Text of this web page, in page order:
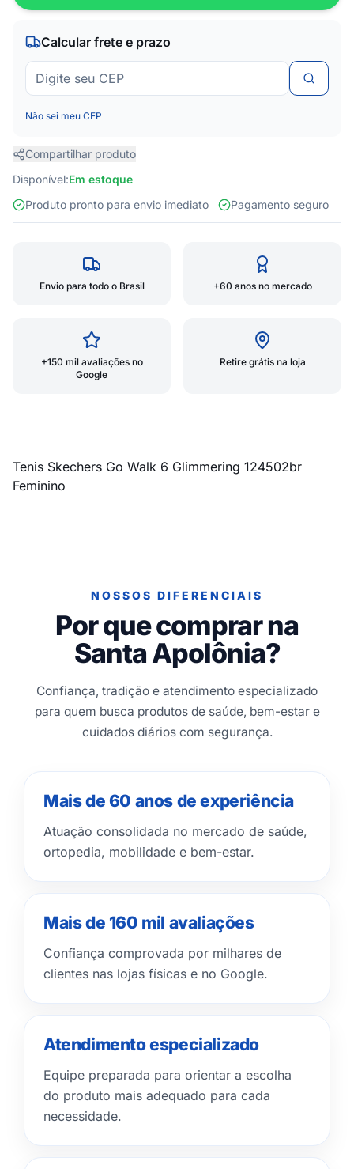
Calcular frete e prazo
Não sei meu CEP
Compartilhar produto
Disponível:Em estoque
Produto pronto para envio imediato
Pagamento seguro
Envio para todo o Brasil +60 anos no mercado
+150 mil avaliações no
Google
Retire grátis na loja
Tenis Skechers Go Walk 6 Glimmering 124502br
Feminino
NOSSOS DIFERENCIAIS
Por que comprar na
Santa Apolônia?
Confiança, tradição e atendimento especializado
para quem busca produtos de saúde, bem-estar e
cuidados diários com segurança.
Mais de 60 anos de experiência
Atuação consolidada no mercado de saúde,
ortopedia, mobilidade e bem-estar.
Mais de 160 mil avaliações
Confiança comprovada por milhares de
clientes nas lojas físicas e no Google.
Atendimento especializado
Equipe preparada para orientar a escolha
do produto mais adequado para cada
necessidade.